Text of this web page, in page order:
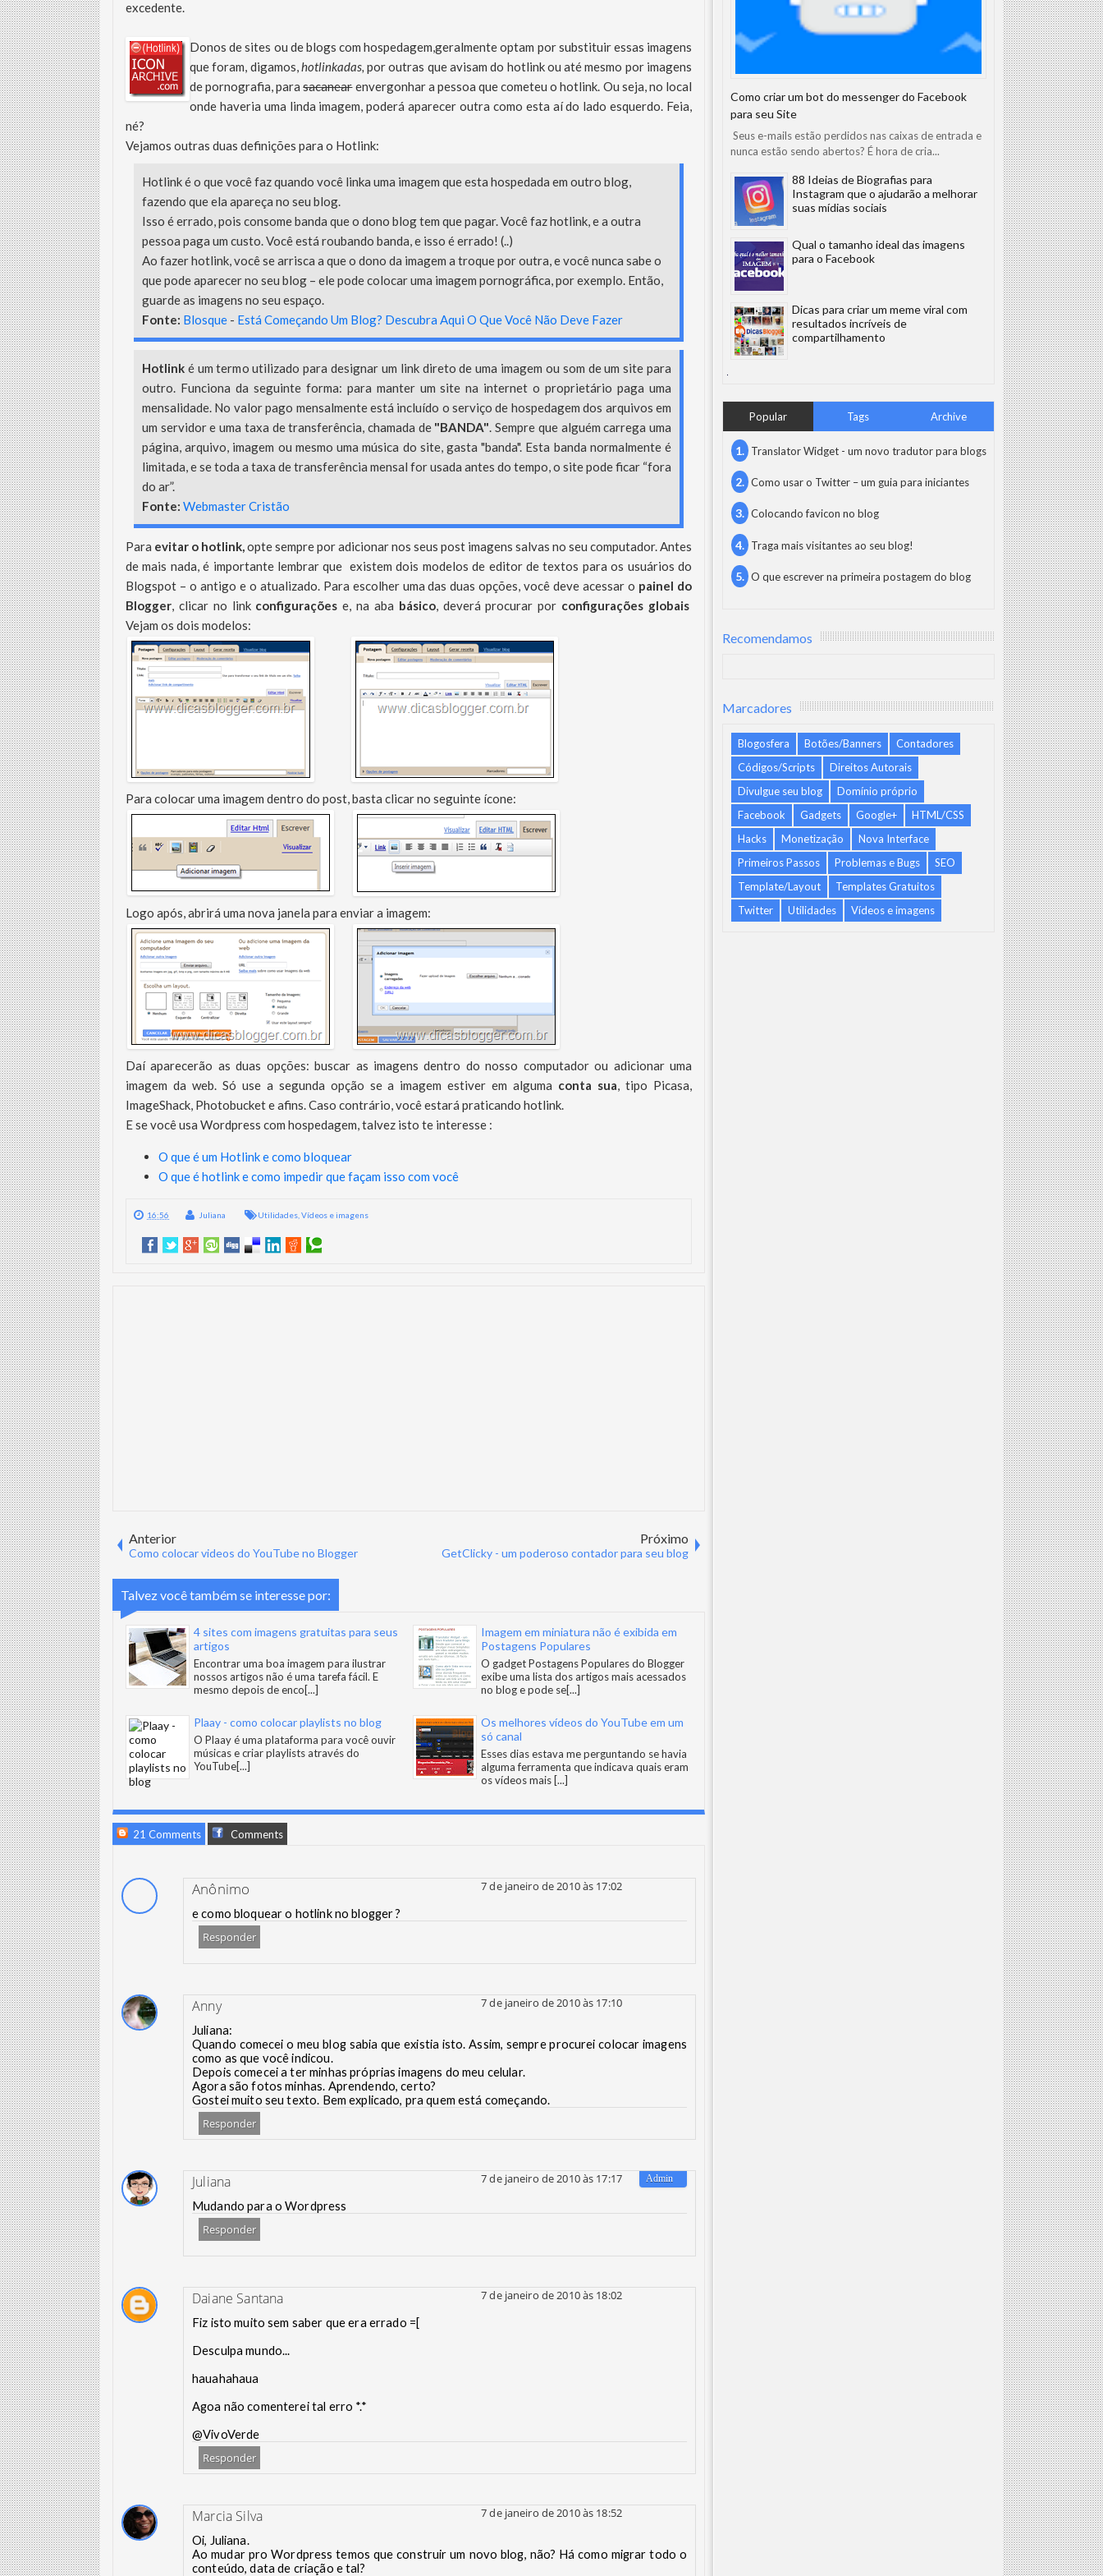
excedente.
Donos de sites ou de blogs com hospedagem,geralmente optam por substituir essas imagens
que foram, digamos,hotlinkadas, por outras que avisam do hotlink ou até mesmo por imagens
de pornografia, parasacanearenvergonhar a pessoa que cometeu o hotlink. Ou seja, no local
onde haveria uma linda imagem, poderá aparecer outra como esta aí do lado esquerdo. Feia,
né?
Vejamos outras duas definições para o Hotlink:
Hotlink é o que você faz quando você linka uma imagem que esta hospedada em outro blog,
fazendo que ela apareça no seu blog.
Isso é errado, pois consome banda que o dono blog tem que pagar. Você faz hotlink, e a outra
pessoa paga um custo. Você está roubando banda, e isso é errado! (..)
Ao fazer hotlink, você se arrisca a que o dono da imagem a troque por outra, e você nunca sabe o
que pode aparecer no seu blog – ele pode colocar uma imagem pornográfica, por exemplo. Então,
guarde as imagens no seu espaço.
Fonte: Blosque - Está Começando Um Blog? Descubra Aqui O Que Você Não Deve Fazer
Hotlink é um termo utilizado para designar um link direto de uma imagem ou som de um site para
outro. Funciona da seguinte forma: para manter um site na internet o proprietário paga uma
mensalidade. No valor pago mensalmente está incluído o serviço de hospedagem dos arquivos em
um servidor e uma taxa de transferência, chamada de "BANDA". Sempre que alguém carrega uma
página, arquivo, imagem ou mesmo uma música do site, gasta "banda". Esta banda normalmente é
limitada, e se toda a taxa de transferência mensal for usada antes do tempo, o site pode ficar “fora
do ar”.
Fonte: Webmaster Cristão
Para evitar o hotlink,opte sempre por adicionar nos seus post imagens salvas no seu computador. Antes
de mais nada, é importante lembrar que existem dois modelos de editor de textos para os usuários do
Blogspot – o antigo e o atualizado. Para escolher uma das duas opções, você deve acessar o painel do
Blogger, clicar no link configurações e, na aba básico, deverá procurar por configurações globais
Vejam os dois modelos:
Para colocar uma imagem dentro do post, basta clicar no seguinte ícone:
Logo após, abrirá uma nova janela para enviar a imagem:
Daí aparecerão as duas opções: buscar as imagens dentro do nosso computador ou adicionar uma
imagem da web. Só use a segunda opção se a imagem estiver em alguma conta sua, tipo Picasa,
ImageShack, Photobucket e afins. Caso contrário, você estará praticando hotlink.
E se você usa Wordpress com hospedagem, talvez isto te interesse :
O que é um Hotlink e como bloquear
O que é hotlink e como impedir que façam isso com você
16:56 Juliana Utilidades Vídeos e imagens
Anterior
Como colocar videos do YouTube no Blogger
Próximo
GetClicky - um poderoso contador para seu blog
Talvez você também se interesse por:
4 sites com imagens gratuitas para seus
artigos
Encontrar uma boa imagem para ilustrar
nossos artigos não é uma tarefa fácil. E
mesmo depois de enco[...]
Imagem em miniatura não é exibida em
Postagens Populares
O gadget Postagens Populares do Blogger
exibe uma lista dos artigos mais acessados
no blog e pode se[...]
Plaay - como colocar playlists no blog
O Plaay é uma plataforma para você ouvir
músicas e criar playlists através do
YouTube[...]
Os melhores vídeos do YouTube em um
só canal
Esses dias estava me perguntando se havia
alguma ferramenta que indicava quais eram
os vídeos mais [...]
21 Comments Comments
Anônimo 7 de janeiro de 2010 às 17:02
e como bloquear o hotlink no blogger ?
Responder
Anny 7 de janeiro de 2010 às 17:10
Juliana:
Quando comecei o meu blog sabia que existia isto. Assim, sempre procurei colocar imagens
como as que você indicou.
Depois comecei a ter minhas próprias imagens do meu celular.
Agora são fotos minhas. Aprendendo, certo?
Gostei muito seu texto. Bem explicado, pra quem está começando.
Responder
Juliana 7 de janeiro de 2010 às 17:17
Mudando para o Wordpress
Responder
Daiane Santana 7 de janeiro de 2010 às 18:02
Fiz isto muito sem saber que era errado =[
Desculpa mundo...
hauahahaua
Agoa não comenterei tal erro *.*
@VivoVerde
Responder
Marcia Silva 7 de janeiro de 2010 às 18:52
Oi, Juliana.
Ao mudar pro Wordpress temos que construir um novo blog, não? Há como migrar todo o
conteúdo, data de criação e tal?
Como criar um bot do messenger do Facebook
para seu Site
Seus e-mails estão perdidos nas caixas de entrada e
nunca estão sendo abertos? É hora de cria...
88 Ideias de Biografias para
Instagram que o ajudarão a melhorar
suas mídias sociais
Qual o tamanho ideal das imagens
para o Facebook
Dicas para criar um meme viral com
resultados incríveis de
compartilhamento
Popular Tags Archive
Translator Widget - um novo tradutor para blogs
Como usar o Twitter – um guia para iniciantes
Colocando favicon no blog
Traga mais visitantes ao seu blog!
O que escrever na primeira postagem do blog
Recomendamos
Marcadores
Blogosfera Botões/Banners
Contadores
Códigos/Scripts
Direitos Autorais
Divulgue seu blog
Domínio próprio
Facebook
Gadgets Google+
HTML/CSS
Hacks
Monetização
Nova Interface
Primeiros Passos
Problemas e Bugs
SEO
Template/Layout
Templates Gratuitos
Twitter
Utilidades Vídeos e imagens